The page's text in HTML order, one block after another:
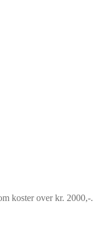
koster over kr. 2000,-.